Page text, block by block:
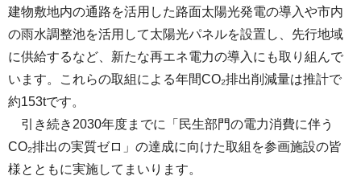
建物敷地内の通路を活用した路面太陽光発電の導入や市内
の雨水調整池を活用して太陽光パネルを設置し、先行地域
に供給するなど、新たな再エネ電力の導入にも取り組んで
います。これらの取組による年間CO₂排出削減量は推計で
約153tです。
引き続き2030年度までに「民生部門の電力消費に伴う
CO₂排出の実質ゼロ」の達成に向けた取組を参画施設の皆
様とともに実施してまいります。